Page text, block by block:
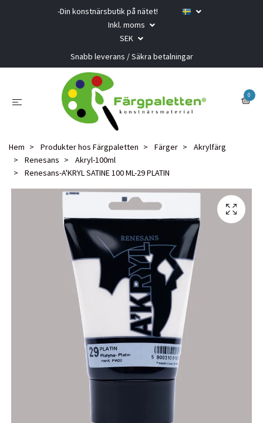
-Din konstnärsbutik på nätet!
Inkl. moms
SEK
Snabb leverans / Säkra betalningar
0
Hem Produkter hos Färgpaletten Färger
Akrylfärg
Renesans
Akryl-100ml
Renesans-A'KRYL SATINE 100 ML-29 PLATIN